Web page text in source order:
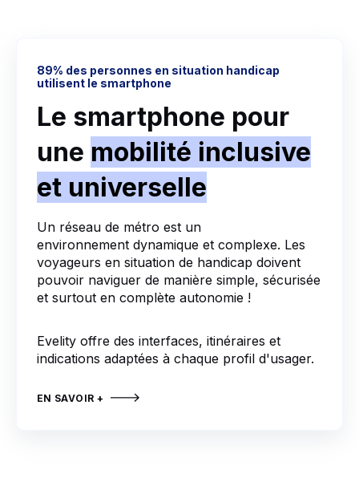
89% des personnes en situation handicap
utilisent le smartphone
Le smartphone pour
une mobilité inclusive
et universelle
Un réseau de métro est un
environnement dynamique et complexe. Les
voyageurs en situation de handicap doivent
pouvoir naviguer de manière simple, sécurisée
et surtout en complète autonomie !
Evelity offre des interfaces, itinéraires et
indications adaptées à chaque profil d'usager.
EN SAVOIR +